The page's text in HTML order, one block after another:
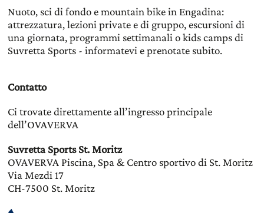
Nuoto, sci di fondo e mountain bike in Engadina:
attrezzatura, lezioni private e di gruppo, escursioni di
una giornata, programmi settimanali o kids camps di
Suvretta Sports - informatevi e prenotate subito.
Contatto
Ci trovate direttamente all’ingresso principale
dell’OVAVERVA
Suvretta Sports St. Moritz
OVAVERVA Piscina, Spa & Centro sportivo di St. Moritz
Via Mezdi 17
CH-7500 St. Moritz